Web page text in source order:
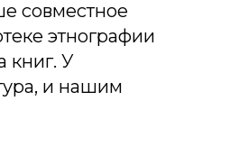
совместное
этнографии
книг. У
и нашим